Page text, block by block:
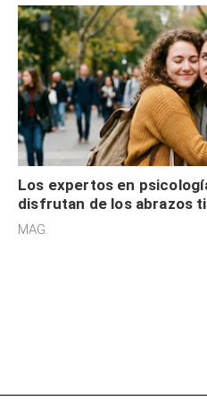
Los expertos en
disfrutan de los abrazos
sensibilidad a los
MAG.